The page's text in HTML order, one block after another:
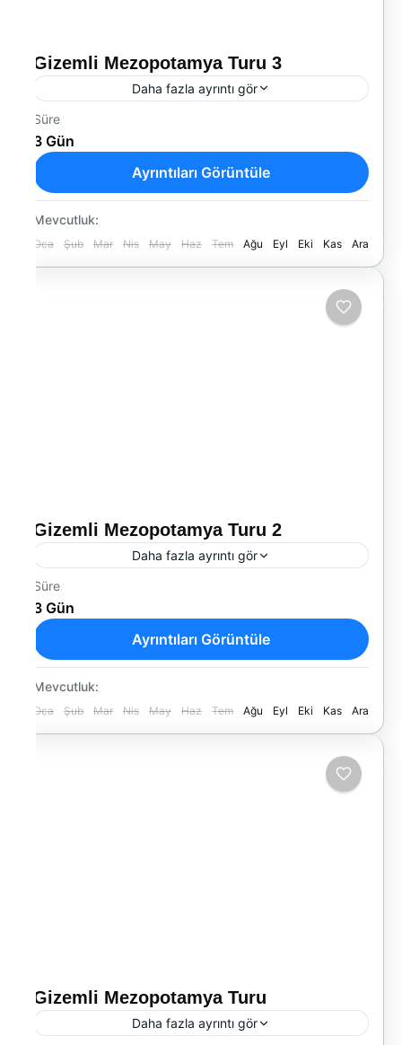
Gizemli Mezopotamya Turu 3
Daha fazla ayrıntı gör
Gaziantep – Şanlıurfa – Diyarbakır
Medeniyetlerin Beşiğine Yolculuk
Yurtiçi Turları
Süre
3 Gün
Ayrıntıları Görüntüle
Mevcutluk:
Oca Şub Mar Nis May Haz Tem Ağu Eyl Eki Kas Ara
Gizemli Mezopotamya Turu 2
Daha fazla ayrıntı gör
Gaziantep – Şanlıurfa – Diyarbakır
Medeniyetlerin Beşiğine Yolculuk
Yurtiçi Turları
Süre
3 Gün
Ayrıntıları Görüntüle
Mevcutluk:
Oca Şub Mar Nis May Haz Tem Ağu Eyl Eki Kas Ara
Gizemli Mezopotamya Turu
Daha fazla ayrıntı gör